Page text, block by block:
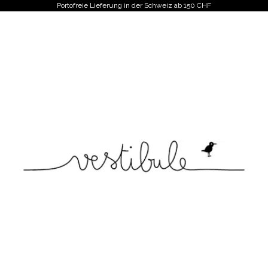
Portofreie Lieferung in der Schweiz ab 150 CHF